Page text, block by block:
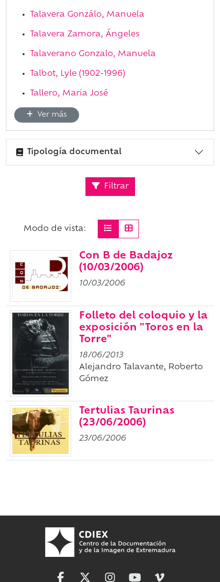
Talavera Gonzálo, Manuela
Talavera Zamora, Ángeles
Talaverano Gonzalo, Manuela
Talbot, Lyle (1902-1996)
Tallero, Maria José
Ver más
Tipología documental
Filtrar
Modo de vista:
Con B de Badajoz
(10/03/2006)
10/03/2006
Folleto del coloquio y la
exposición "Toros en la
Torre"
18/06/2013
Alejandro Talavante, Roberto
Gómez
Tertulias Taurinas
(23/06/2006)
23/06/2006